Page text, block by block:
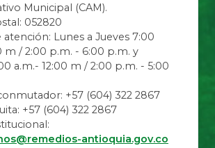
Municipal (CAM).
052820
atención: Lunes a Jueves 7:00
m / 2:00 p.m. - 6:00 p.m. y
a.m.- 12:00 m / 2:00 p.m. - 5:00
+57 (604) 322 2867
+57 (604) 322 2867
antioquia.gov.co